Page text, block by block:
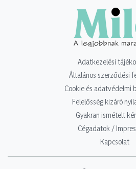
Adatkezelési
Általános szerződési
Cookie és adatvédelmi
Felelősség kizáró
Gyakran ismételt
Cégadatok /
Kapcsolat